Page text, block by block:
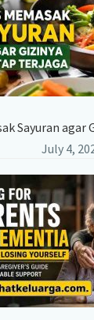
Sayuran agar
July 4,